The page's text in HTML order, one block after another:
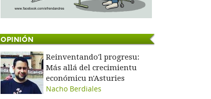
OPINIÓN
Reinventando'l progresu:
Más allá del crecimientu
económicu n'Asturies
Nacho Berdiales